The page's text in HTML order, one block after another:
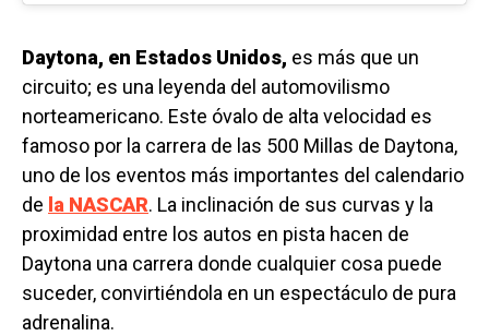
Daytona, en Estados Unidos, es más que un
circuito; es una leyenda del automovilismo
norteamericano. Este óvalo de alta velocidad es
famoso por la carrera de las 500 Millas de Daytona,
uno de los eventos más importantes del calendario
de la NASCAR. La inclinación de sus curvas y la
proximidad entre los autos en pista hacen de
Daytona una carrera donde cualquier cosa puede
suceder, convirtiéndola en un espectáculo de pura
adrenalina.